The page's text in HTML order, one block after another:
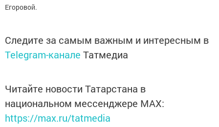
Егоровой.
Следите за самым важным и интересным в
Telegram-канале Татмедиа
Читайте новости Татарстана в
национальном мессенджере MАХ:
https://max.ru/tatmedia